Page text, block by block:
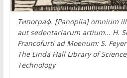
Типограф. [Panoplia] omnium
aut sedentariarum artium... H.
Francofurti ad Moenum: S.
The Linda Hall Library of
Technology